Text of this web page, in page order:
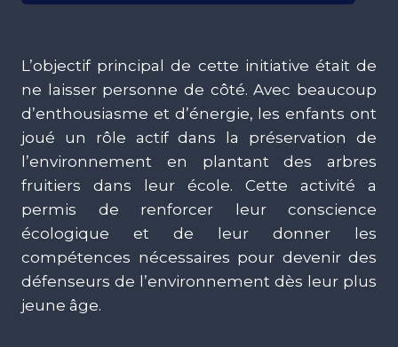
L’objectif principal de cette initiative était de
ne laisser personne de côté. Avec beaucoup
d’enthousiasme et d’énergie, les enfants ont
joué un rôle actif dans la préservation de
l’environnement en plantant des arbres
fruitiers dans leur école. Cette activité a
permis de renforcer leur conscience
écologique et de leur donner les
compétences nécessaires pour devenir des
défenseurs de l’environnement dès leur plus
jeune âge.